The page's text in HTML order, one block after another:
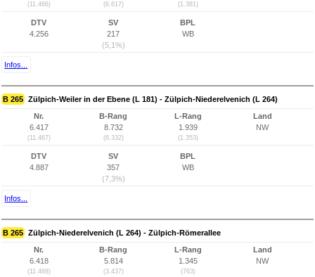
(11.466) (6.617) (1.381)
DTV
4.256
SV
217
(5,1%)
BPL
WB
Infos...
B 265 Zülpich-Weiler in der Ebene (L 181) - Zülpich-Niederelvenich (L 264)
Nr.
6.417
(11.467)
B-Rang
8.732
(6.332)
L-Rang
1.939
(1.353)
Land
NW
DTV
4.887
SV
357
(7,3%)
BPL
WB
Infos...
B 265 Zülpich-Niederelvenich (L 264) - Zülpich-Römerallee
Nr.
6.418
(11.468)
B-Rang
5.814
(3.437)
L-Rang
1.345
(763)
Land
NW